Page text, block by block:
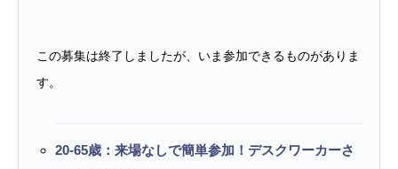
この募集は終了しましたが、いま参加できるものがありま
す。
20-65歳：来場なしで簡単参加！デスクワーカーさ